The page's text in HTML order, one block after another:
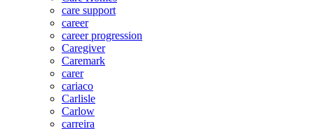
care support
career
career progression
Caregiver
Caremark
carer
cariaco
Carlisle
Carlow
carreira